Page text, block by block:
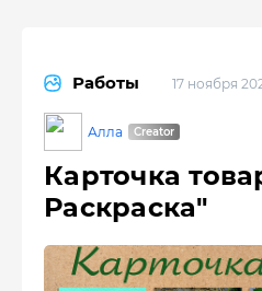
Работы 17 ноября
Алла
Карточка
Раскраска"